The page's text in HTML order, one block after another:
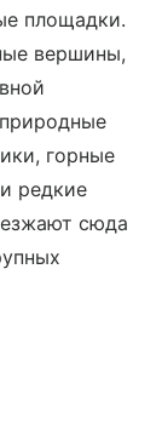
площадки.
вершины,
горные
редкие
сюда